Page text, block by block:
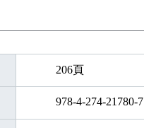
206頁
978-4-274-21780-7